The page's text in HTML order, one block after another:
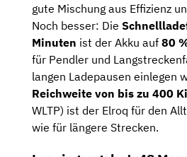
gute Mischung aus Effizienz
Noch besser: Die
Minuten ist der Akku auf 80
für Pendler und
langen Ladepausen einlegen
Reichweite von bis zu 400
WLTP) ist der Elroq für den
wie für längere Strecken.